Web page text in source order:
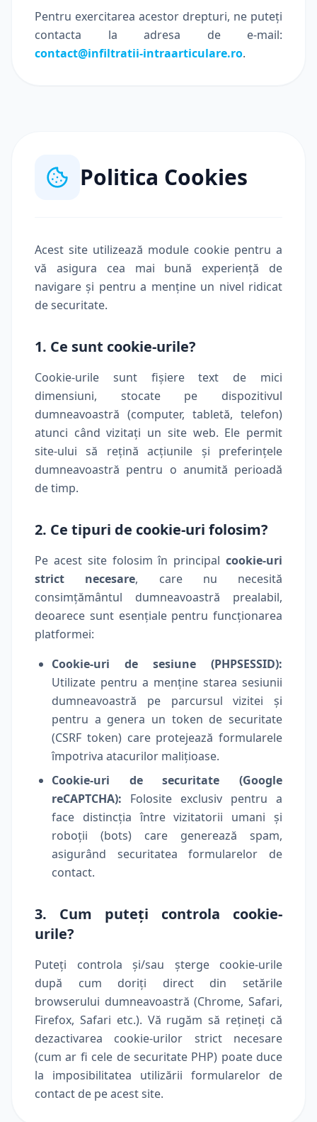
Pentru exercitarea acestor drepturi, ne puteți
contacta la adresa de e-mail:
contact@infiltratii-intraarticulare.ro.
Politica Cookies
Acest site utilizează module cookie pentru a
vă asigura cea mai bună experiență de
navigare și pentru a menține un nivel ridicat
de securitate.
1. Ce sunt cookie-urile?
Cookie-urile sunt fișiere text de mici
dimensiuni, stocate pe dispozitivul
dumneavoastră (computer, tabletă, telefon)
atunci când vizitați un site web. Ele permit
site-ului să rețină acțiunile și preferințele
dumneavoastră pentru o anumită perioadă
de timp.
2. Ce tipuri de cookie-uri folosim?
Pe acest site folosim în principal cookie-uri
strict necesare, care nu necesită
consimțământul dumneavoastră prealabil,
deoarece sunt esențiale pentru funcționarea
platformei:
Cookie-uri de sesiune (PHPSESSID):
Utilizate pentru a menține starea sesiunii
dumneavoastră pe parcursul vizitei și
pentru a genera un token de securitate
(CSRF token) care protejează formularele
împotriva atacurilor malițioase.
Cookie-uri de securitate (Google
reCAPTCHA): Folosite exclusiv pentru a
face distincția între vizitatorii umani și
roboții (bots) care generează spam,
asigurând securitatea formularelor de
contact.
3. Cum puteți controla cookie-
urile?
Puteți controla și/sau șterge cookie-urile
după cum doriți direct din setările
browserului dumneavoastră (Chrome, Safari,
Firefox, Safari etc.). Vă rugăm să rețineți că
dezactivarea cookie-urilor strict necesare
(cum ar fi cele de securitate PHP) poate duce
la imposibilitatea utilizării formularelor de
contact de pe acest site.